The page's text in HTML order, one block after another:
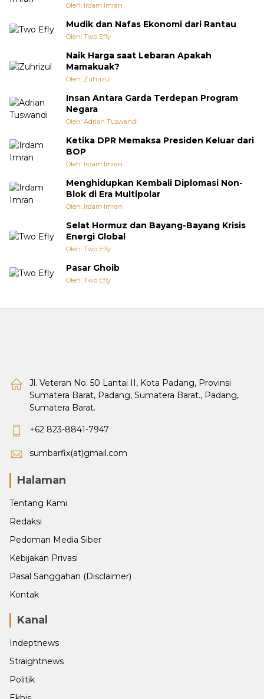
Oleh: Irdam Imran
Mudik dan Nafas Ekonomi dari Rantau
Oleh: Two Efly
Naik Harga saat Lebaran Apakah
Mamakuak?
Oleh: Zuhrizul
Insan Antara Garda Terdepan Program
Negara
Oleh: Adrian Tuswandi
Ketika DPR Memaksa Presiden Keluar dari
BOP
Oleh: Irdam Imran
Menghidupkan Kembali Diplomasi Non-
Blok di Era Multipolar
Oleh: Irdam Imran
Selat Hormuz dan Bayang-Bayang Krisis
Energi Global
Oleh: Two Efly
Pasar Ghoib
Oleh: Two Efly
Jl. Veteran No. 50 Lantai II, Kota Padang, Provinsi
Sumatera Barat, Padang, Sumatera Barat., Padang,
Sumatera Barat.
+62 823-8841-7947
sumbarfix(at)gmail.com
Halaman
Tentang Kami
Redaksi
Pedoman Media Siber
Kebijakan Privasi
Pasal Sanggahan (Disclaimer)
Kontak
Kanal
Indeptnews
Straightnews
Politik